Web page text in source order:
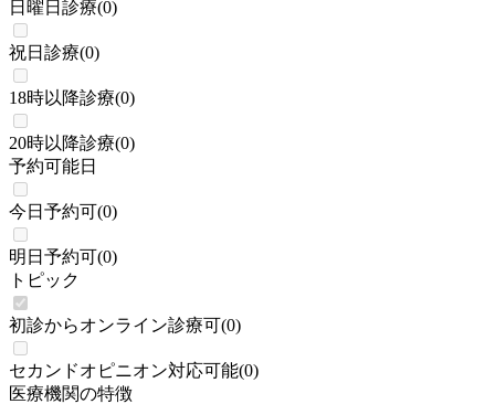
日曜日診療(0)
祝日診療(0)
18時以降診療(0)
20時以降診療(0)
予約可能日
今日予約可(0)
明日予約可(0)
トピック
初診からオンライン診療可(0)
セカンドオピニオン対応可能(0)
医療機関の特徴